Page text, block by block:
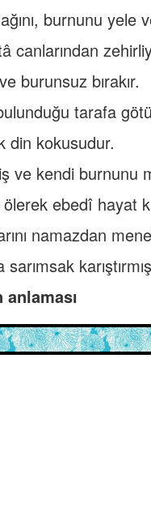
burnunu yele
canlarından
burunsuz bırakır.
tarafa
din kokusudur.
ve kendi burnunu
ebedî hayat
namazdan